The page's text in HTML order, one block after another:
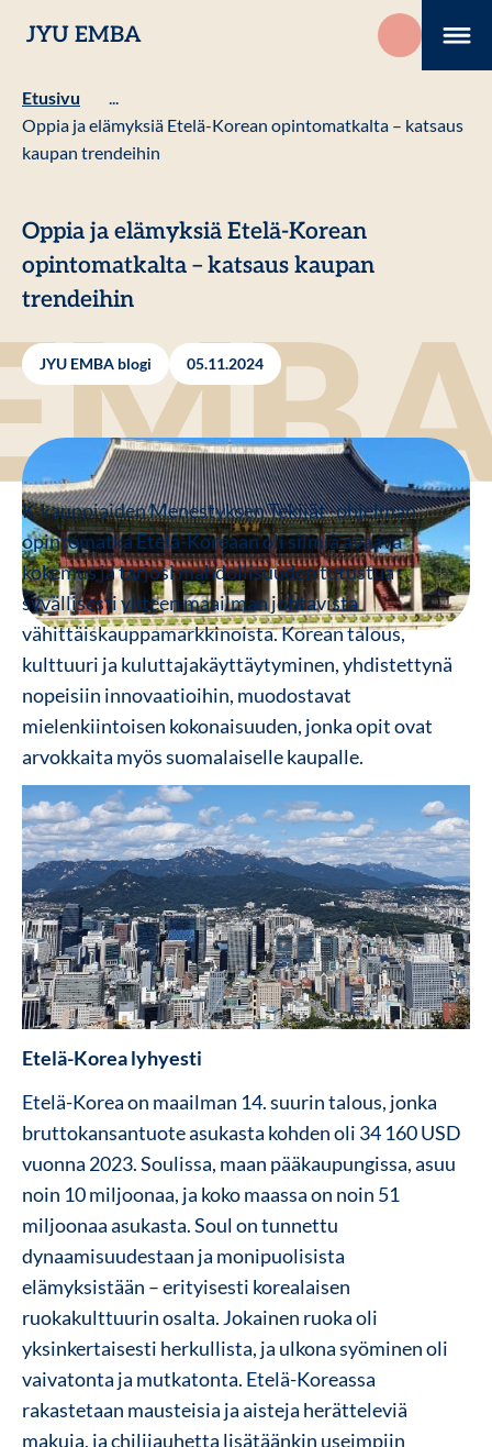
sisältöön
JYU EMBA
Etusivu
...
Oppia ja elämyksiä Etelä-Korean opintomatkalta – katsaus
kaupan trendeihin
Oppia ja elämyksiä Etelä-Korean
opintomatkalta – katsaus kaupan
trendeihin
JYU EMBA blogi 05.11.2024
K-kauppiaiden Menestyksen Tekijät -ohjelman
opintomatka Etelä-Koreaan oli silmiä avaava
kokemus ja tarjosi mahdollisuuden tutustua
syvällisesti yhteen maailman johtavista
vähittäiskauppamarkkinoista. Korean talous,
kulttuuri ja kuluttajakäyttäytyminen, yhdistettynä
nopeisiin innovaatioihin, muodostavat
mielenkiintoisen kokonaisuuden, jonka opit ovat
arvokkaita myös suomalaiselle kaupalle.
Etelä-Korea lyhyesti
Etelä-Korea on maailman 14. suurin talous, jonka
bruttokansantuote asukasta kohden oli 34 160 USD
vuonna 2023. Soulissa, maan pääkaupungissa, asuu
noin 10 miljoonaa, ja koko maassa on noin 51
miljoonaa asukasta. Soul on tunnettu
dynaamisuudestaan ja monipuolisista
elämyksistään – erityisesti korealaisen
ruokakulttuurin osalta. Jokainen ruoka oli
yksinkertaisesti herkullista, ja ulkona syöminen oli
vaivatonta ja mutkatonta. Etelä-Koreassa
rakastetaan mausteisia ja aisteja herätteleviä
makuja, ja chilijauhetta lisätäänkin useimpiin